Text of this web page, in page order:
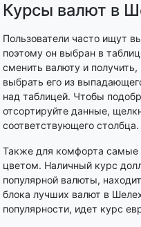
Курсы валют в
Пользователи часто ищут
поэтому он выбран в
сменить валюту и
выбрать его из
над таблицей. Чтобы
отсортируйте данные,
соответствующего столбца.
Также для комфорта
цветом. Наличный курс
популярной валюты,
блока лучших валют в
популярности, идет курс